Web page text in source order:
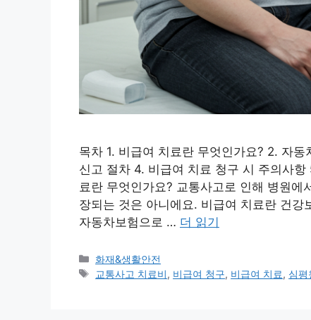
목차 1. 비급여 치료란 무엇인가요? 2. 자
신고 절차 4. 비급여 치료 청구 시 주의사
료란 무엇인가요? 교통사고로 인해 병원
장되는 것은 아니에요. 비급여 치료란 건
자동차보험으로 … 더 읽기
카
테
화재&생활안전
태
교통사고 치료비, 비급여 청구, 비급여 치료, 심평